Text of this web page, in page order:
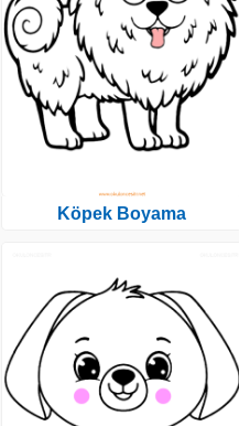
Köpek Boyama